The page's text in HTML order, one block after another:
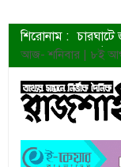
শিরোনাম :
সংবর্ধনা
ত্বক
জুলাই
প্রধানমন্ত্রী
আজ- শনিবার | ৮ই